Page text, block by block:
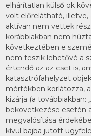
elhárítatlan külső ok
volt előrelátható,
aktívan nem vettek
korábbiakban nem
következtében e
nem teszik lehetővé a
értendő az az eset is,
katasztrófahelyzet
mértékben korlátozza,
kizárja (a továbbiakban:
bekövetkezése esetén
megvalósítása
kívül bajba jutott